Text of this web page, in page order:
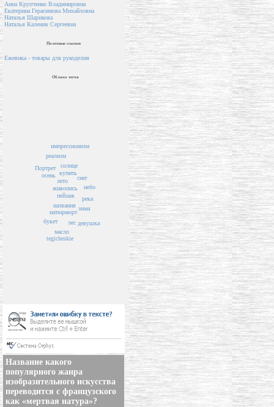
Анна Крупченко Владимировна
Екатерина Герасимова Михайловна
Наталья Шарикова
Наталья Каленик Сергеевна
Полезные ссылки
Ежевика - товары для рукоделия
Облако тегов
пейзаж
названия
живопись
лето
натюрморт
купить
солнце
лес
зима
осень
букет
масло
река
снег
tegicheskie
реализм
небо
импрессионизм
Портрет
девушка
Название какого
популярного жанра
изобразительного искусства
переводится с французского
как «мертвая натура»?